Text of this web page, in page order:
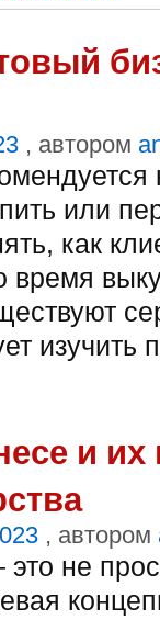
, автором
или
как
время
изучить
и их
, автором
не